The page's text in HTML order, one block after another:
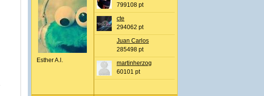
Esther A.l.
799108 pt
cte
294062 pt
Juan Carlos
285498 pt
martinherzog
60101 pt